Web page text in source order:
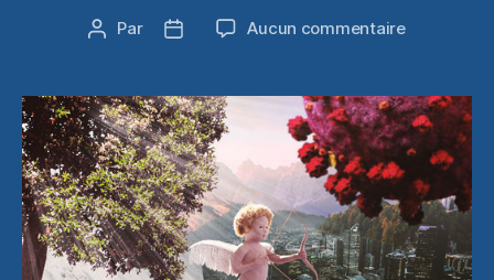
Auteur
Par
Date
Aucun commentairesur
Valentin
protégée
de
la
COVID
par
Cupidon